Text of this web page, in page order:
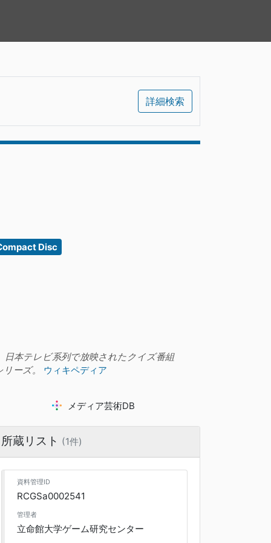
詳細検索
Disc
本テレビ系列で放映されたクイズ番組
ーズ。
ウィキペディア
メディア芸術DB
所蔵リスト (1件)
資料管理ID
RCGSa0002541
管理者
立命館大学ゲーム研究センター